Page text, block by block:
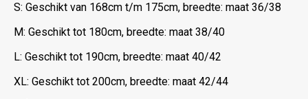
S: Geschikt van 168cm t/m 175cm, breedte: maat 36/38
M: Geschikt tot 180cm, breedte: maat 38/40
L: Geschikt tot 190cm, breedte: maat 40/42
XL: Geschikt tot 200cm, breedte: maat 42/44